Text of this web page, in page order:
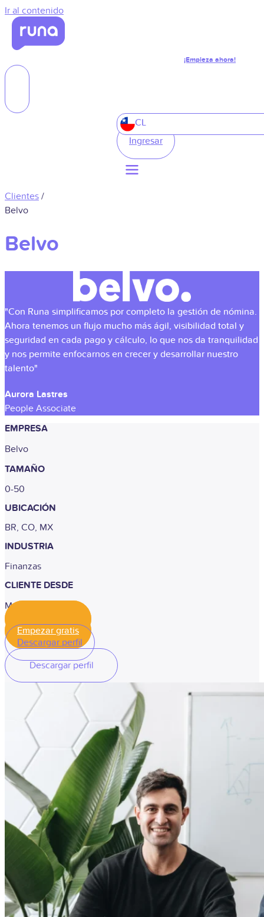
Ir al contenido
¡Empieza ahora!
CL
Ingresar
Clientes /
Belvo
Belvo
"Con Runa simplificamos por completo la gestión de nómina.
Ahora tenemos un flujo mucho más ágil, visibilidad total y
seguridad en cada pago y cálculo, lo que nos da tranquilidad
y nos permite enfocarnos en crecer y desarrollar nuestro
talento"
Aurora Lastres
People Associate
EMPRESA
Belvo
TAMAÑO
0-50
UBICACIÓN
BR, CO, MX
INDUSTRIA
Finanzas
CLIENTE DESDE
Mayo 2020
Empezar gratis
Descargar perfil
Descargar perfil